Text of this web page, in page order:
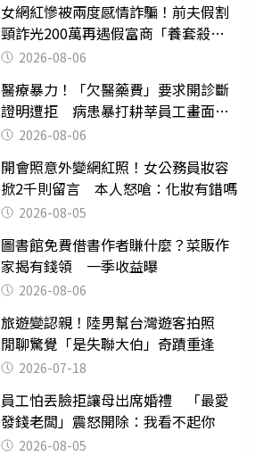
女網紅慘被兩度感情詐騙！前夫假割
頸詐光200萬再遇假富商「養套殺
2000萬」
2026-08-06
醫療暴力！「欠醫藥費」要求開診斷
證明遭拒 病患暴打耕莘員工畫面曝
光 2026-08-06
開會照意外變網紅照！女公務員妝容
掀2千則留言 本人怒嗆：化妝有錯嗎
2026-08-05
圖書館免費借書作者賺什麼？菜販作
家揭有錢領 一季收益曝
2026-08-06
旅遊變認親！陸男幫台灣遊客拍照
閒聊驚覺「是失聯大伯」奇蹟重逢
2026-07-18
員工怕丟臉拒讓母出席婚禮 「最愛
發錢老闆」震怒開除：我看不起你
2026-08-05